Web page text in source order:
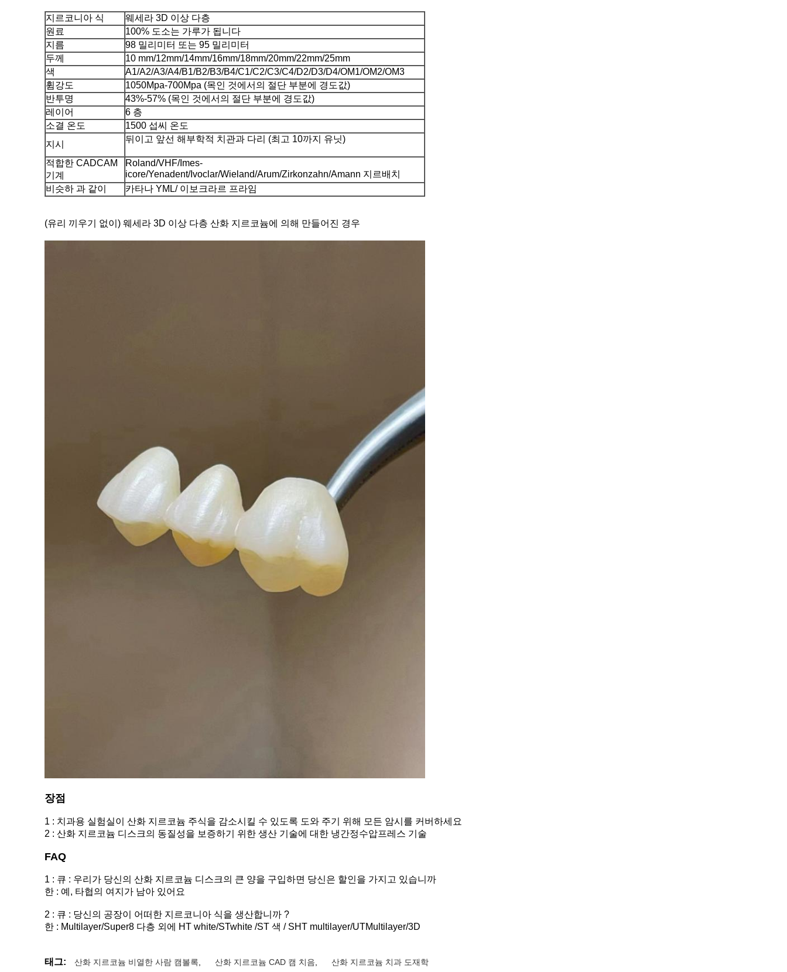
지르코니아 식
웨세라 3D 이상 다층
원료
100% 도소는 가루가 됩니다
지름
98 밀리미터 또는 95 밀리미터
두께
10 mm/12mm/14mm/16mm/18mm/20mm/22mm/25mm
색
A1/A2/A3/A4/B1/B2/B3/B4/C1/C2/C3/C4/D2/D3/D4/OM1/OM2/OM3
휨강도
1050Mpa-700Mpa (목인 것에서의 절단 부분에 경도값)
반투명
43%-57% (목인 것에서의 절단 부분에 경도값)
레이어
6 층
소결 온도
1500 섭씨 온도
지시
뒤이고 앞선 해부학적 치관과 다리 (최고 10까지 유닛)
적합한 CADCAM
기계
Roland/VHF/Imes-
icore/Yenadent/Ivoclar/Wieland/Arum/Zirkonzahn/Amann 지르배치
비슷하 과 같이
카타나 YML/ 이보크라르 프라임
(유리 끼우기 없이) 웨세라 3D 이상 다층 산화 지르코늄에 의해 만들어진 경우
장점
1 : 치과용 실험실이 산화 지르코늄 주식을 감소시킬 수 있도록 도와 주기 위해 모든 암시를 커버하세요
2 : 산화 지르코늄 디스크의 동질성을 보증하기 위한 생산 기술에 대한 냉간정수압프레스 기술
FAQ
1 : 큐 : 우리가 당신의 산화 지르코늄 디스크의 큰 양을 구입하면 당신은 할인을 가지고 있습니까
한 : 예, 타협의 여지가 남아 있어요
2 : 큐 : 당신의 공장이 어떠한 지르코니아 식을 생산합니까 ?
한 : Multilayer/Super8 다층 외에 HT white/STwhite /ST 색 / SHT multilayer/UTMultilayer/3D
태그: 산화 지르코늄 비열한 사람 캠볼록 산화 지르코늄 CAD 캠 치음 산화 지르코늄 치과 도재학